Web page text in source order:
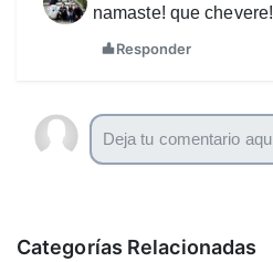
namaste! que chevere!
Responder
Categorías Relacionadas